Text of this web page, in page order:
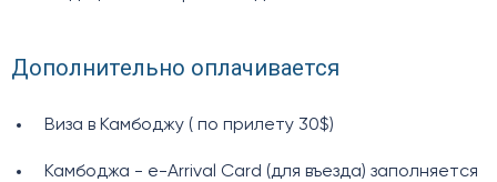
Дополнительно оплачивается
Виза в Камбоджу ( по прилету 30$)
Камбоджа - e-Arrival Card (для въезда) заполняется